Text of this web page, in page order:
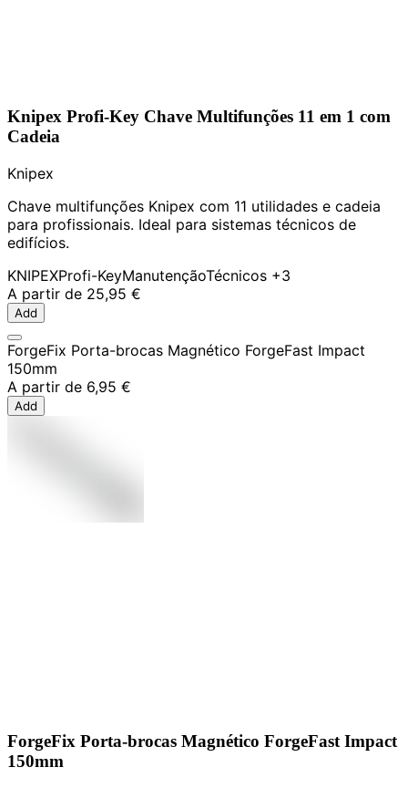
Knipex Profi-Key Chave Multifunções 11 em 1 com
Cadeia
Knipex
Chave multifunções Knipex com 11 utilidades e cadeia
para profissionais. Ideal para sistemas técnicos de
edifícios.
KNIPEXProfi-KeyManutençãoTécnicos +3
A partir de 25,95 €
Add
ForgeFix Porta-brocas Magnético ForgeFast Impact
150mm
A partir de 6,95 €
Add
ForgeFix Porta-brocas Magnético ForgeFast Impact
150mm